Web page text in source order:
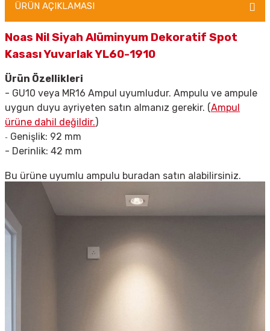
ÜRÜN AÇIKLAMASI
Noas Nil Siyah Alüminyum Dekoratif Spot
Kasası Yuvarlak YL60-1910
Ürün Özellikleri
- GU10 veya MR16 Ampul uyumludur. Ampulu ve ampule
uygun duyu ayriyeten satın almanız gerekir. (Ampul
ürüne dahil değildir.)
- Genişlik: 92 mm
- Derinlik: 42 mm
Bu ürüne uyumlu ampulu buradan satın alabilirsiniz.